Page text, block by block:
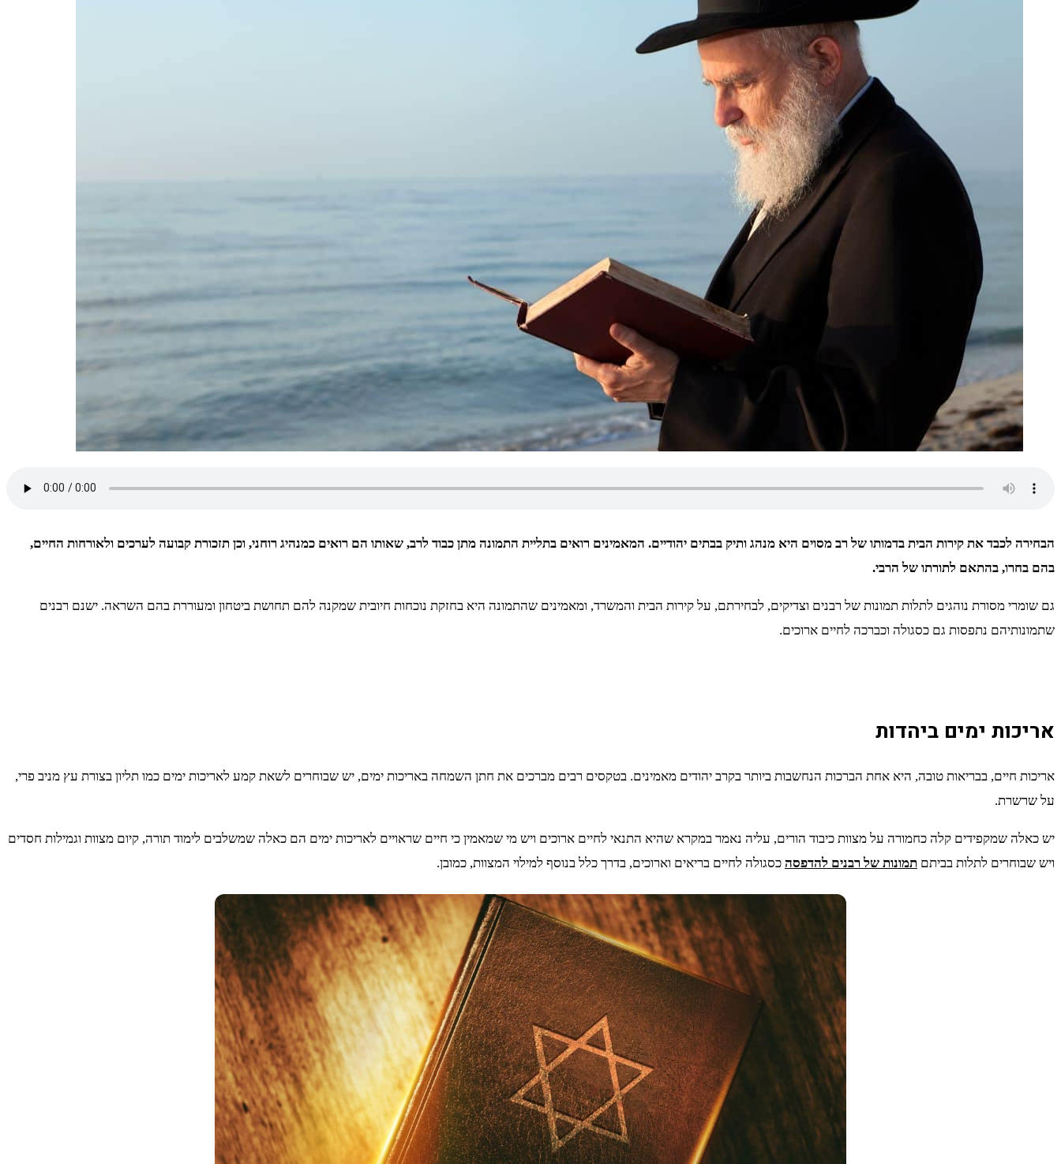
הבחירה לכבד את קירות הבית בדמותו של רב מסוים היא מנהג ותיק בבתים יהודיים. המאמינים רואים בתליית התמונה מתן כבוד לרב, שאותו הם רואים כמנהיג רוחני, וכן תזכורת קבועה לערכים ולאורחות החיים,
בהם בחרו, בהתאם לתורתו של הרבי.
גם שומרי מסורת נוהגים לתלות תמונות של רבנים וצדיקים, לבחירתם, על קירות הבית והמשרד, ומאמינים שהתמונה היא בחזקת נוכחות חיובית שמקנה להם תחושת ביטחון ומעוררת בהם השראה. ישנם רבנים
שתמונותיהם נתפסות גם כסגולה וכברכה לחיים ארוכים.
אריכות ימים ביהדות
אריכות חיים, בבריאות טובה, היא אחת הברכות הנחשבות ביותר בקרב יהודים מאמינים. בטקסים רבים מברכים את חתן השמחה באריכות ימים, יש שבוחרים לשאת קמע לאריכות ימים כמו תליון בצורת עץ מניב פרי,
על שרשרת.
יש כאלה שמקפידים קלה כחמורה על מצוות כיבוד הורים, עליה נאמר במקרא שהיא התנאי לחיים ארוכים ויש מי שמאמין כי חיים שראויים לאריכות ימים הם כאלה שמשלבים לימוד תורה, קיום מצוות וגמילות חסדים
ויש שבוחרים לתלות בביתם תמונות של רבנים להדפסה כסגולה לחיים בריאים וארוכים, בדרך כלל בנוסף למילוי המצוות, כמובן.